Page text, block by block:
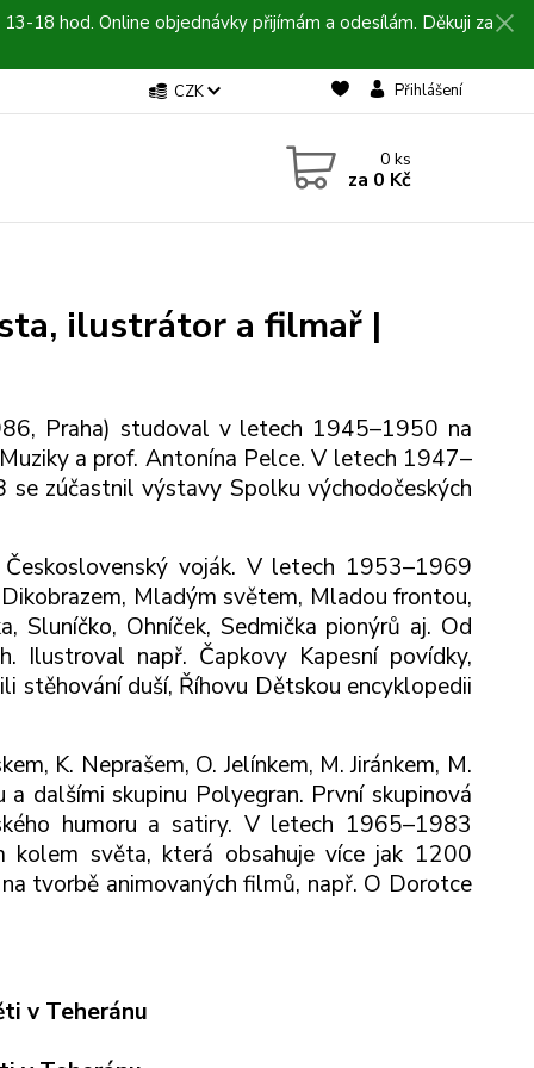
18 hod. Online objednávky přijímám a odesílám. Děkuji za
CZK Přihlášení
0ks
za 0 Kč
ilustrátor a filmař |
Praha) studoval v letech 1945–1950 na
a prof. Antonína Pelce. V letech 1947–
zúčastnil výstavy Spolku východočeských
voják. V letech 1953–1969
Mladým světem, Mladou frontou,
Ohníček, Sedmička pionýrů aj. Od
Ilustroval např. Čapkovy Kapesní povídky,
stěhování duší, Říhovu Dětskou encyklopedii
K. Neprašem, O. Jelínkem, M. Jiránkem, M.
a dalšími skupinu Polyegran. První skupinová
humoru a satiry. V letech 1965–1983
kolem světa, která obsahuje více jak 1200
tvorbě animovaných filmů, např. O Dorotce
v Teheránu